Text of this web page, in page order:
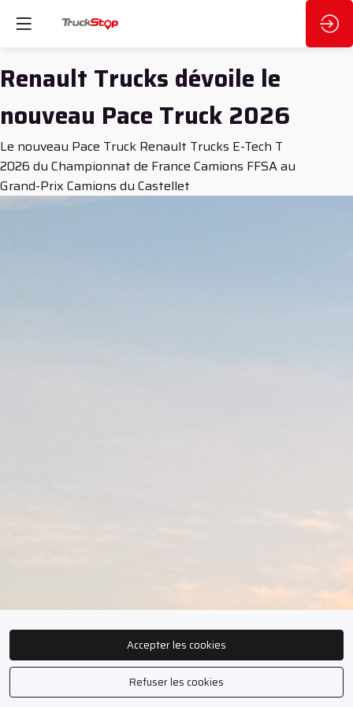
Renault Trucks dévoile le
nouveau Pace Truck 2026
Le nouveau Pace Truck Renault Trucks E-Tech T
2026 du Championnat de France Camions FFSA au
Grand-Prix Camions du Castellet
Accepter les cookies
Refuser les cookies